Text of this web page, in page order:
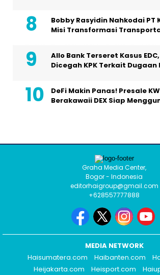
Bobby Rasyidin Nahkodai PT
Misi Transformasi
Allo Bank Terseret Kasus
Dicegah KPK Terkait Dugaan
DeFi Makin Panas! Presale
Berakawaii DEX Siap
Graha Media Center,
Bogor - Indonesia
editorhaigroup@gmail.com
+628557777888
MEDIA NETWORK
Haisumatera.com
Haibanten.com
Heijakarta.com
Heisport.com